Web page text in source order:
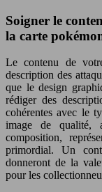
Soigner le
la carte
Le contenu de
description des
que le design
rédiger des
cohérentes avec le
image de qualité,
composition,
primordial. Un
donneront de la
pour les